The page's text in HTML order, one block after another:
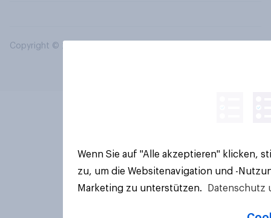
Copyright © 2026 YouGov PLC. Alle Rechte vorbehalten.
Wenn Sie auf "Alle akzeptieren" klicken,
zu, um die Websitenavigation und -
Marketing zu unterstützen.
Datenschutz